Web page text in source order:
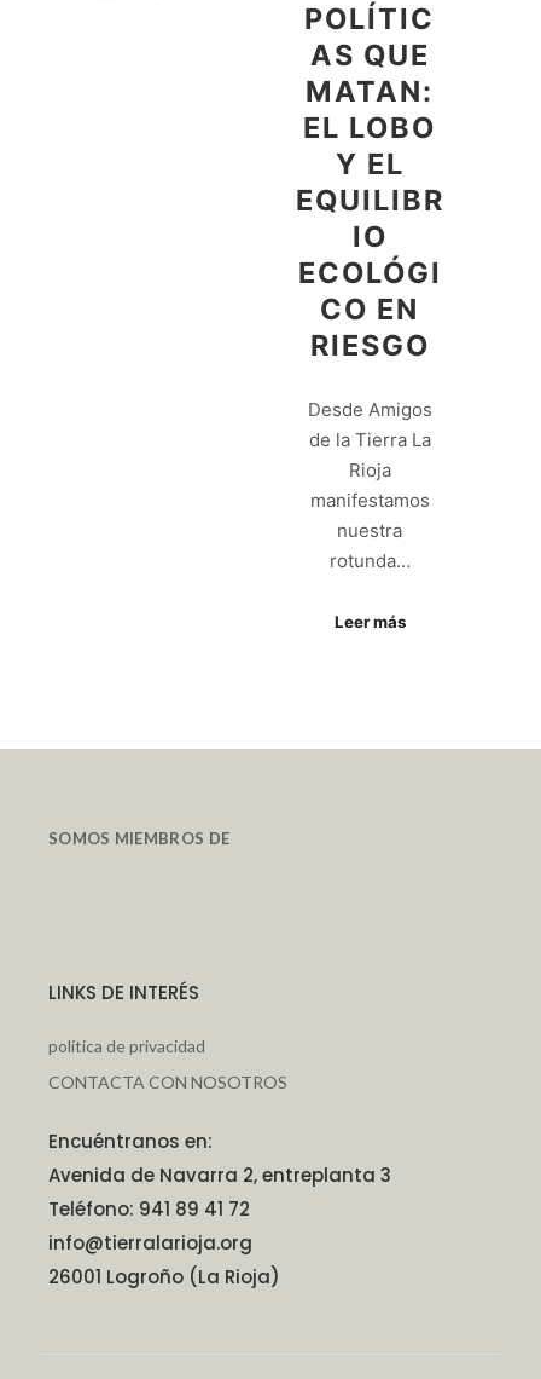
POLÍTIC
AS QUE
MATAN:
EL LOBO
Y EL
EQUILIBR
IO
ECOLÓGI
CO EN
RIESGO
Desde Amigos
de la Tierra La
Rioja
manifestamos
nuestra
rotunda…
Leer más
SOMOS MIEMBROS DE
LINKS DE INTERÉS
política de privacidad
CONTACTA CON NOSOTROS
Encuéntranos en:
Avenida de Navarra 2, entreplanta 3
Teléfono: 941 89 41 72
info@tierralarioja.org
26001 Logroño (La Rioja)